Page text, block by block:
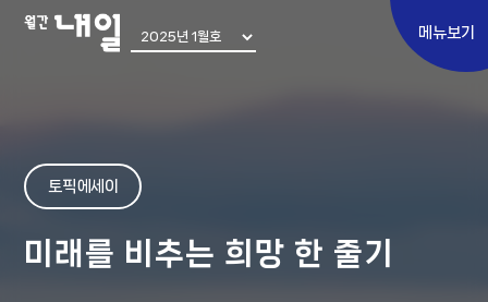
메뉴보기
쉬어가기
토픽 에세이
미래를 비추는 희망 한 줄기